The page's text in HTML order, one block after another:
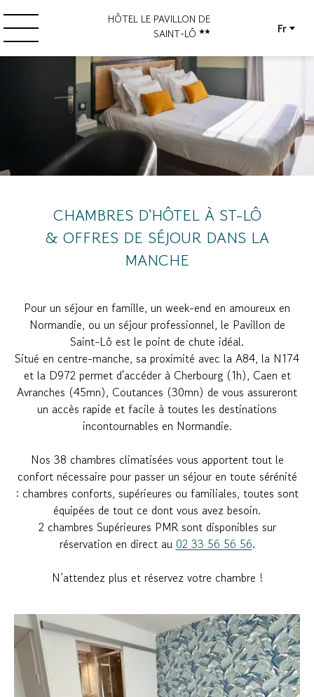
HÔTEL LE PAVILLON DE
SAINT-LÔ
Fr
CHAMBRES D'HÔTEL À ST-LÔ
& OFFRES DE SÉJOUR DANS LA
MANCHE
Pour un séjour en famille, un week-end en amoureux en
Normandie, ou un séjour professionnel, le Pavillon de
Saint-Lô est le point de chute idéal.
Situé en centre-manche, sa proximité avec la A84, la N174
et la D972 permet d'accéder à Cherbourg (1h), Caen et
Avranches (45mn), Coutances (30mn) de vous assureront
un accès rapide et facile à toutes les destinations
incontournables en Normandie.
Nos 38 chambres climatisées vous apportent tout le
confort nécessaire pour passer un séjour en toute sérénité
: chambres conforts, supérieures ou familiales, toutes sont
équipées de tout ce dont vous avez besoin.
2 chambres Supérieures PMR sont disponibles sur
réservation en direct au 02 33 56 56 56.
N’attendez plus et réservez votre chambre !